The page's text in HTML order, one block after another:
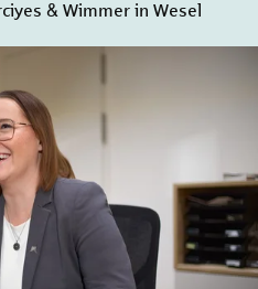
& Wimmer in Wesel